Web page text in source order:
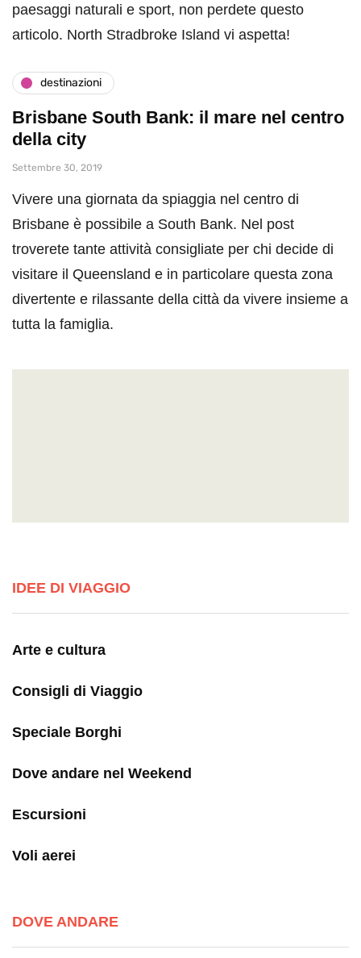
paesaggi naturali e sport, non perdete questo
articolo. North Stradbroke Island vi aspetta!
destinazioni
Brisbane South Bank: il mare nel centro
della city
Settembre 30, 2019
Vivere una giornata da spiaggia nel centro di
Brisbane è possibile a South Bank. Nel post
troverete tante attività consigliate per chi decide di
visitare il Queensland e in particolare questa zona
divertente e rilassante della città da vivere insieme a
tutta la famiglia.
IDEE DI VIAGGIO
Arte e cultura
Consigli di Viaggio
Speciale Borghi
Dove andare nel Weekend
Escursioni
Voli aerei
DOVE ANDARE